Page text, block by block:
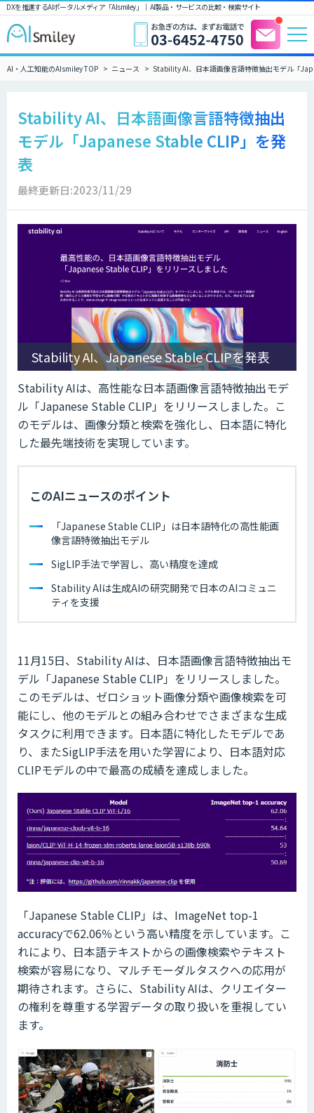
DXを推進するAIポータルメディア「AIsmiley」｜ AI製品・サービスの比較・検索サイト
AI・人工知能のAIsmiley TOP ニュース Stability AI、日本語画像言語特徴抽出モデル「
Stability AI、日本語画像言語特徴抽出
モデル「Japanese Stable CLIP」を発
表
最終更新日:2023/11/29
Stability AI、Japanese Stable CLIPを発表
Stability AIは、高性能な日本語画像言語特徴抽出モデ
ル「Japanese Stable CLIP」をリリースしました。こ
のモデルは、画像分類と検索を強化し、日本語に特化
した最先端技術を実現しています。
このAIニュースのポイント
「Japanese Stable CLIP」は日本語特化の高性能画
像言語特徴抽出モデル
SigLIP手法で学習し、高い精度を達成
Stability AIは生成AIの研究開発で日本のAIコミュニ
ティを支援
11月15日、Stability AIは、日本語画像言語特徴抽出モ
デル「Japanese Stable CLIP」をリリースしました。
このモデルは、ゼロショット画像分類や画像検索を可
能にし、他のモデルとの組み合わせでさまざまな生成
タスクに利用できます。日本語に特化したモデルであ
り、またSigLIP手法を用いた学習により、日本語対応
CLIPモデルの中で最高の成績を達成しました。
「Japanese Stable CLIP」は、ImageNet top-1
accuracyで62.06％という高い精度を示しています。こ
れにより、日本語テキストからの画像検索やテキスト
検索が容易になり、マルチモーダルタスクへの応用が
期待されます。さらに、Stability AIは、クリエイター
の権利を尊重する学習データの取り扱いを重視してい
ます。